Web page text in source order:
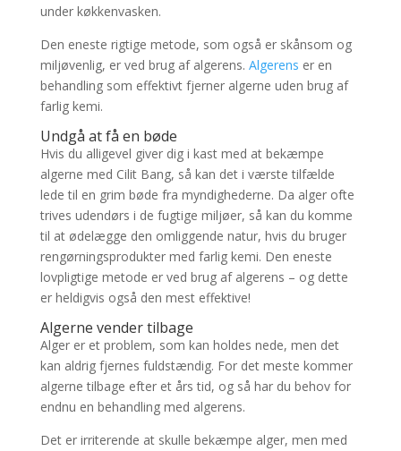
under køkkenvasken.
Den eneste rigtige metode, som også er skånsom og
miljøvenlig, er ved brug af algerens. Algerens er en
behandling som effektivt fjerner algerne uden brug af
farlig kemi.
Undgå at få en bøde
Hvis du alligevel giver dig i kast med at bekæmpe
algerne med Cilit Bang, så kan det i værste tilfælde
lede til en grim bøde fra myndighederne. Da alger ofte
trives udendørs i de fugtige miljøer, så kan du komme
til at ødelægge den omliggende natur, hvis du bruger
rengørningsprodukter med farlig kemi. Den eneste
lovpligtige metode er ved brug af algerens – og dette
er heldigvis også den mest effektive!
Algerne vender tilbage
Alger er et problem, som kan holdes nede, men det
kan aldrig fjernes fuldstændig. For det meste kommer
algerne tilbage efter et års tid, og så har du behov for
endnu en behandling med algerens.
Det er irriterende at skulle bekæmpe alger, men med